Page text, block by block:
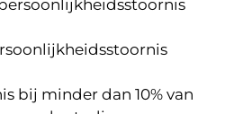
bij minder dan 10% van